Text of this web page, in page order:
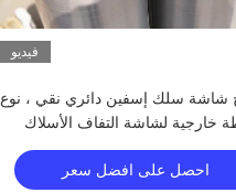
فيديو
سلك إسفين دائري نقي ، نوع
خارجية لشاشة التفاف الأسلاك
احصل على افضل سعر